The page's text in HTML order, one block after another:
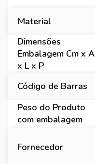
Material
Dimensões
Embalagem Cm x A
x L x P
Código de Barras
Peso do Produto
com embalagem
Fornecedor